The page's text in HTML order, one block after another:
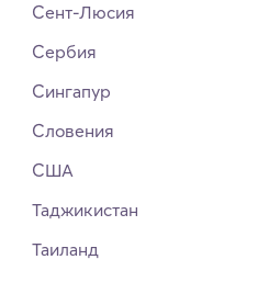
Сент-Люсия
Сербия
Сингапур
Словения
США
Таджикистан
Таиланд